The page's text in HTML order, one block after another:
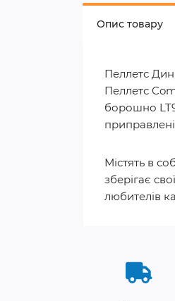
Опис товару
Пеллетс
Пеллетс
борошно
Містять в
зберігає
любителів